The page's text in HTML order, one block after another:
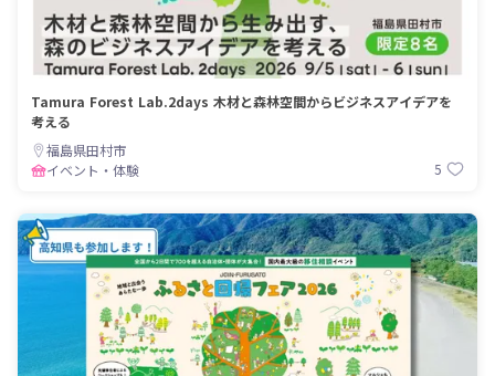
Tamura Forest Lab.2days 木材と森林空間からビジネスアイデアを
考える
福島県田村市
イベント・体験
5